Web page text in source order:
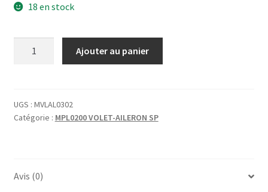
18 en stock
EMPLANTURE
Ajouter au panier
UGS : MVLAL0302
Catégorie : MPL0200 VOLET-AILERON SP
Avis (0)